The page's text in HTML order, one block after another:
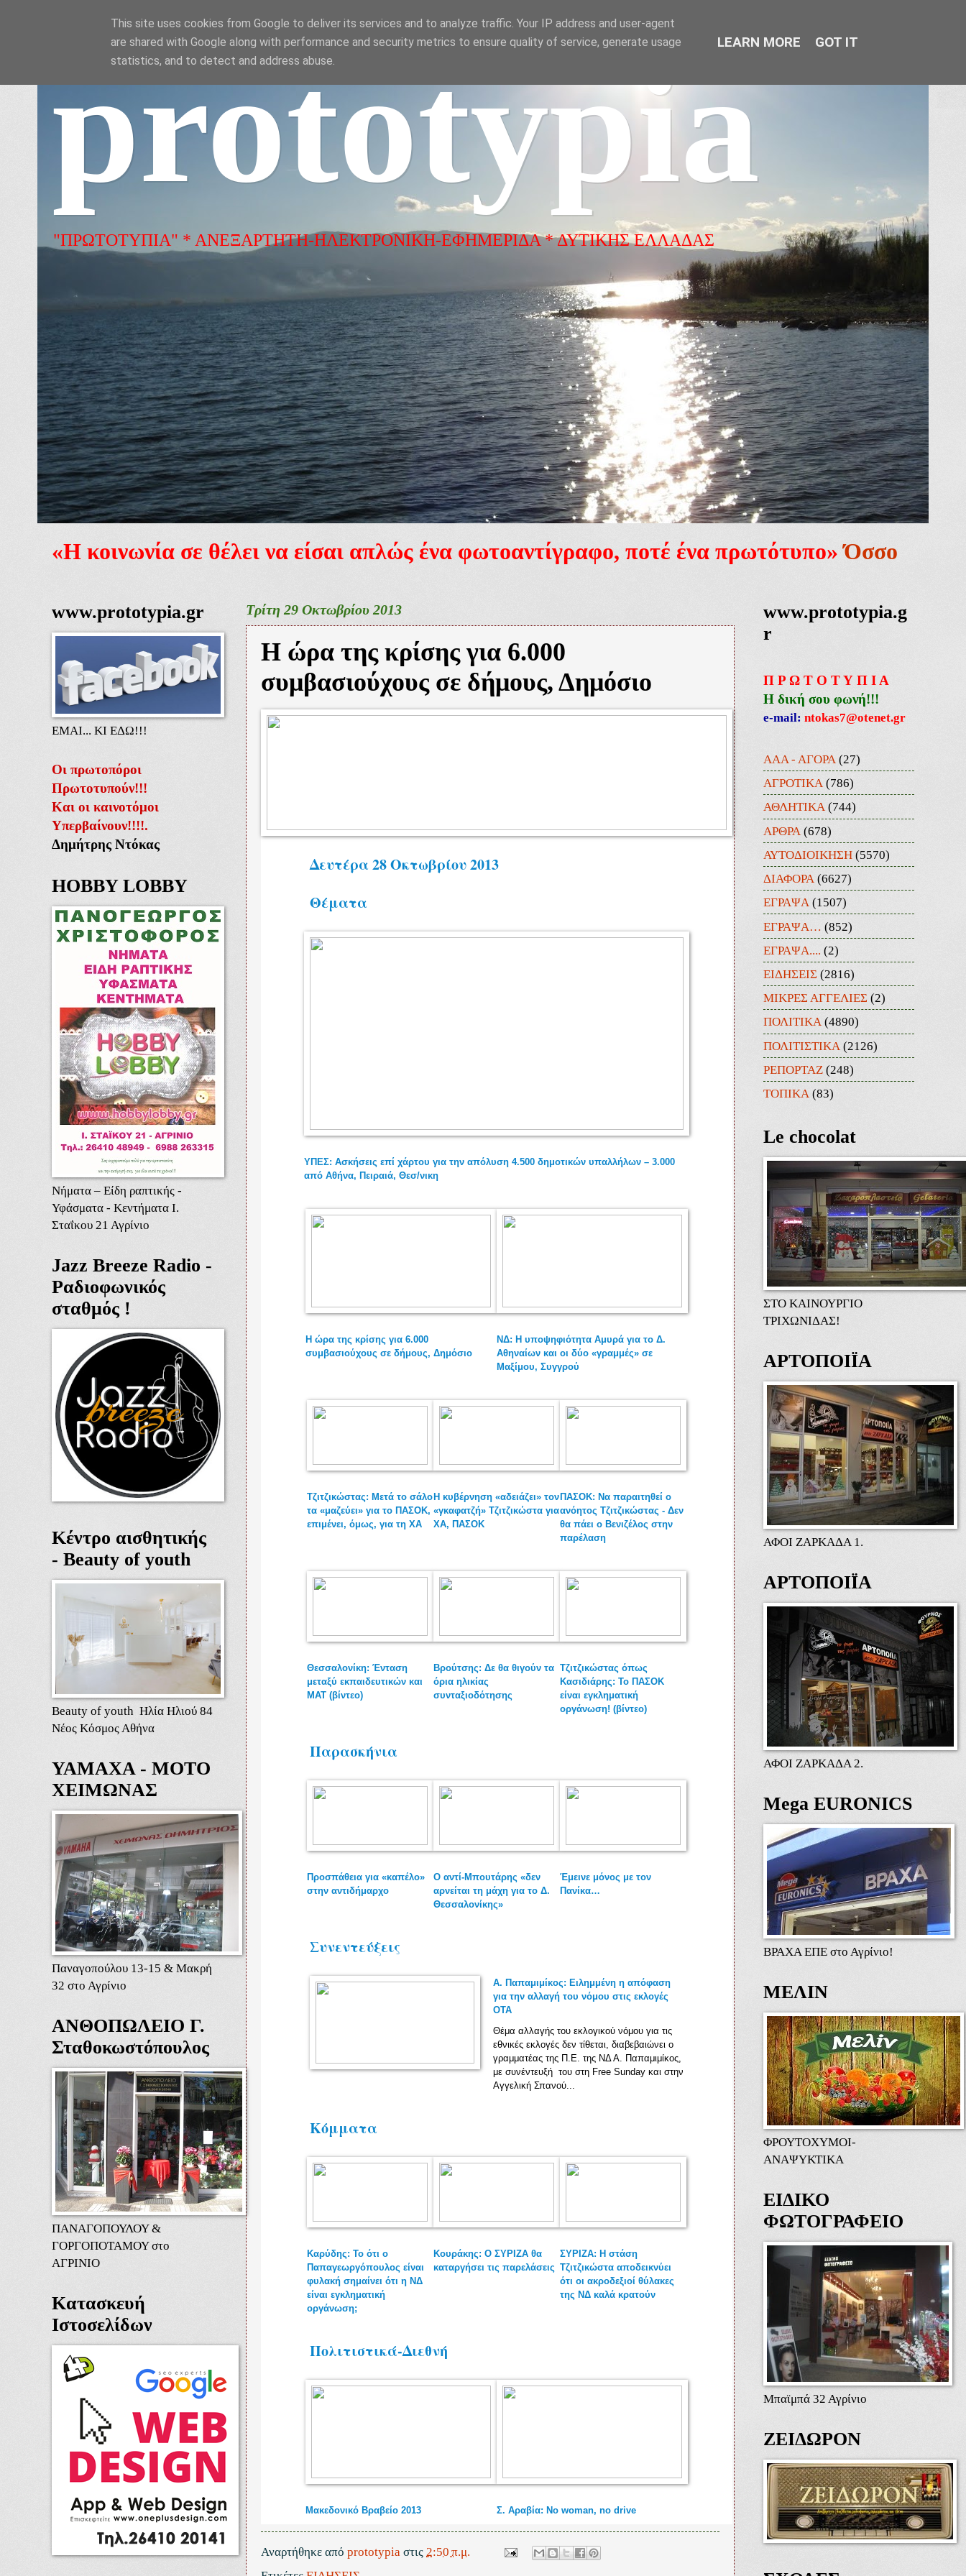
prototypia
"ΠΡΩΤΟΤΥΠΙΑ" * ΑΝΕΞΑΡΤΗΤΗ-ΗΛΕΚΤΡΟΝΙΚΗ-ΕΦΗΜΕΡΙΔΑ * ΔΥΤΙΚΗΣ ΕΛΛΑΔΑΣ
«Η κοινωνία σε θέλει να είσαι απλώς ένα φωτοαντίγραφο, ποτέ ένα πρωτότυπο» Όσσο
Τρίτη 29 Οκτωβρίου 2013
Η ώρα της κρίσης για 6.000
συμβασιούχους σε δήμους, Δημόσιο
Δευτέρα 28 Οκτωβρίου 2013
Θέματα
ΥΠΕΣ: Ασκήσεις επί χάρτου για την απόλυση 4.500 δημοτικών υπαλλήλων – 3.000
από Αθήνα, Πειραιά, Θεσ/νικη
Η ώρα της κρίσης για 6.000
συμβασιούχους σε δήμους, Δημόσιο
ΝΔ: Η υποψηφιότητα Αμυρά για το Δ.
Αθηναίων και οι δύο «γραμμές» σε
Μαξίμου, Συγγρού
Τζιτζικώστας: Μετά το σάλο
τα «μαζεύει» για το ΠΑΣΟΚ,
επιμένει, όμως, για τη ΧΑ
Η κυβέρνηση «αδειάζει» τον
«γκαφατζή» Τζιτζικώστα για
ΧΑ, ΠΑΣΟΚ
ΠΑΣΟΚ: Να παραιτηθεί ο
ανόητος Τζιτζικώστας - Δεν
θα πάει ο Βενιζέλος στην
παρέλαση
Θεσσαλονίκη: Ένταση
μεταξύ εκπαιδευτικών και
ΜΑΤ (βίντεο)
Βρούτσης: Δε θα θιγούν τα
όρια ηλικίας
συνταξιοδότησης
Τζιτζικώστας όπως
Κασιδιάρης: Το ΠΑΣΟΚ
είναι εγκληματική
οργάνωση! (βίντεο)
Παρασκήνια
Προσπάθεια για «καπέλο»
στην αντιδήμαρχο
Ο αντί-Μπουτάρης «δεν
αρνείται τη μάχη για το Δ.
Θεσσαλονίκης»
Έμεινε μόνος με τον
Πανίκα…
Συνεντεύξεις
Α. Παπαμιμίκος: Ειλημμένη η απόφαση
για την αλλαγή του νόμου στις εκλογές
ΟΤΑ
Θέμα αλλαγής του εκλογικού νόμου για τις
εθνικές εκλογές δεν τίθεται, διαβεβαιώνει ο
γραμματέας της Π.Ε. της ΝΔ Α. Παπαμιμίκος,
με συνέντευξή του στη Free Sunday και στην
Αγγελική Σπανού...
Κόμματα
Καρύδης: Το ότι ο
Παπαγεωργόπουλος είναι
φυλακή σημαίνει ότι η ΝΔ
είναι εγκληματική
οργάνωση;
Κουράκης: Ο ΣΥΡΙΖΑ θα
καταργήσει τις παρελάσεις
ΣΥΡΙΖΑ: Η στάση
Τζιτζικώστα αποδεικνύει
ότι οι ακροδεξιοί θύλακες
της ΝΔ καλά κρατούν
Πολιτιστικά-Διεθνή
Μακεδονικό Βραβείο 2013 Σ. Αραβία: No woman, no drive
Αναρτήθηκε από prototypia στις 2:50 π.μ.
www.prototypia.gr
ΕΜΑΙ... ΚΙ ΕΔΩ!!!
Οι πρωτοπόροι
Πρωτοτυπούν!!!
Και οι καινοτόμοι
Υπερβαίνουν!!!!.
Δημήτρης Ντόκας
HOBBY LOBBY
Νήματα – Είδη ραπτικής -
Υφάσματα - Κεντήματα Ι.
Σταΐκου 21 Αγρίνιο
Jazz Breeze Radio -
Ραδιοφωνικός
σταθμός !
Κέντρο αισθητικής
- Beauty of youth
Beauty of youth Ηλία Ηλιού 84
Νέος Κόσμος Αθήνα
ΥΑΜΑΧΑ - ΜΟΤΟ
ΧΕΙΜΩΝΑΣ
Παναγοπούλου 13-15 & Μακρή
32 στο Αγρίνιο
ΑΝΘΟΠΩΛΕΙΟ Γ.
Σταθοκωστόπουλος
ΠΑΝΑΓΟΠΟΥΛΟΥ &
ΓΟΡΓΟΠΟΤΑΜΟΥ στο
ΑΓΡΙΝΙΟ
Κατασκευή
Ιστοσελίδων
www.prototypia.g
r
Π Ρ Ω Τ Ο Τ Υ Π Ι Α
Η δική σου φωνή!!!
e-mail: ntokas7@otenet.gr
ΑΑΑ - ΑΓΟΡΑ (27)
ΑΓΡΟΤΙΚΑ (786)
ΑΘΛΗΤΙΚΑ (744)
ΑΡΘΡΑ (678)
ΑΥΤΟΔΙΟΙΚΗΣΗ (5570)
ΔΙΑΦΟΡΑ (6627)
ΕΓΡΑΨΑ (1507)
ΕΓΡΑΨΑ… (852)
ΕΓΡΑΨΑ.... (2)
ΕΙΔΗΣΕΙΣ (2816)
ΜΙΚΡΕΣ ΑΓΓΕΛΙΕΣ (2)
ΠΟΛΙΤΙΚΑ (4890)
ΠΟΛΙΤΙΣΤΙΚΑ (2126)
ΡΕΠΟΡΤΑΖ (248)
ΤΟΠΙΚΑ (83)
Le chocolat
ΣΤΟ ΚΑΙΝΟΥΡΓΙΟ
ΤΡΙΧΩΝΙΔΑΣ!
ΑΡΤΟΠΟΙΪΑ
ΑΦΟΙ ΖΑΡΚΑΔΑ 1.
ΑΡΤΟΠΟΙΪΑ
ΑΦΟΙ ΖΑΡΚΑΔΑ 2.
Mega EURONICS
ΒΡΑΧΑ ΕΠΕ στο Αγρίνιο!
ΜΕΛΙΝ
ΦΡΟΥΤΟΧΥΜΟΙ-
ΑΝΑΨΥΚΤΙΚΑ
ΕΙΔΙΚΟ
ΦΩΤΟΓΡΑΦΕΙΟ
Μπαϊμπά 32 Αγρίνιο
ΖΕΙΔΩΡΟΝ
This site uses cookies from Google to deliver its services and to analyze traffic. Your IP address and user-agent
are shared with Google along with performance and security metrics to ensure quality of service, generate usage
statistics, and to detect and address abuse.
LEARN MORE GOT IT